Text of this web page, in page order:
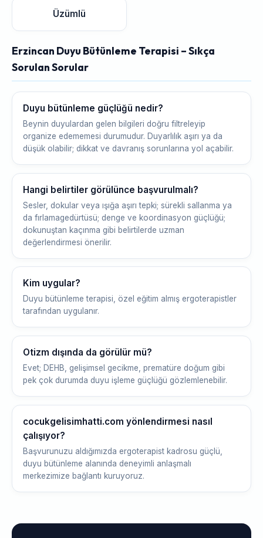
Üzümlü
Erzincan Duyu Bütünleme Terapisi – Sıkça
Sorulan Sorular
Duyu bütünleme güçlüğü nedir?
Beynin duyulardan gelen bilgileri doğru filtreleyip
organize edememesi durumudur. Duyarlılık aşırı ya da
düşük olabilir; dikkat ve davranış sorunlarına yol açabilir.
Hangi belirtiler görülünce başvurulmalı?
Sesler, dokular veya ışığa aşırı tepki; sürekli sallanma ya
da fırlamagedürtüsü; denge ve koordinasyon güçlüğü;
dokunuştan kaçınma gibi belirtilerde uzman
değerlendirmesi önerilir.
Kim uygular?
Duyu bütünleme terapisi, özel eğitim almış ergoterapistler
tarafından uygulanır.
Otizm dışında da görülür mü?
Evet; DEHB, gelişimsel gecikme, prematüre doğum gibi
pek çok durumda duyu işleme güçlüğü gözlemlenebilir.
cocukgelisimhatti.com yönlendirmesi nasıl
çalışıyor?
Başvurunuzu aldığımızda ergoterapist kadrosu güçlü,
duyu bütünleme alanında deneyimli anlaşmalı
merkezimize bağlantı kuruyoruz.